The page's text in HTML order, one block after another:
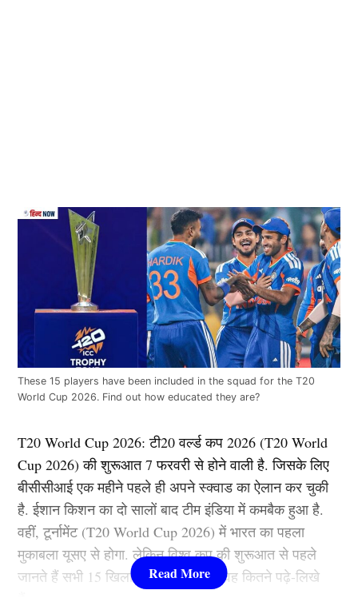
These 15 players have been included in the squad for the T20
World Cup 2026. Find out how educated they are?
T20 World Cup 2026: टी20 वर्ल्ड कप 2026 (T20 World
Cup 2026) की शुरूआत 7 फरवरी से होने वाली है. जिसके लिए
बीसीसीआई एक महीने पहले ही अपने स्क्वाड का ऐलान कर चुकी
है. ईशान किशन का दो सालों बाद टीम इंडिया में कमबैक हुआ है.
वहीं, टूर्नामेंट (T20 World Cup 2026) में भारत का पहला
मुकाबला यूसए से होगा. लेकिन विश्व कप की शुरूआत से पहले
जानते हैं सभी 15 खिलाड़ियों के बारे में कि वह कितने पढ़े-लिखे